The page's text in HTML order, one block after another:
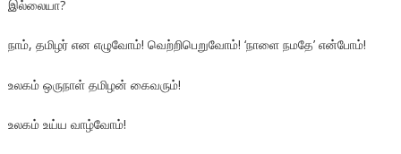
இல்லையா?
நாம், தமிழர் என எழுவோம்! வெற்றிபெறுவோம்! ‘நாளை நமதே’ என்போம்!
உலகம் ஒருநாள் தமிழன் கைவரும்!
உலகம் உய்ய வாழ்வோம்!